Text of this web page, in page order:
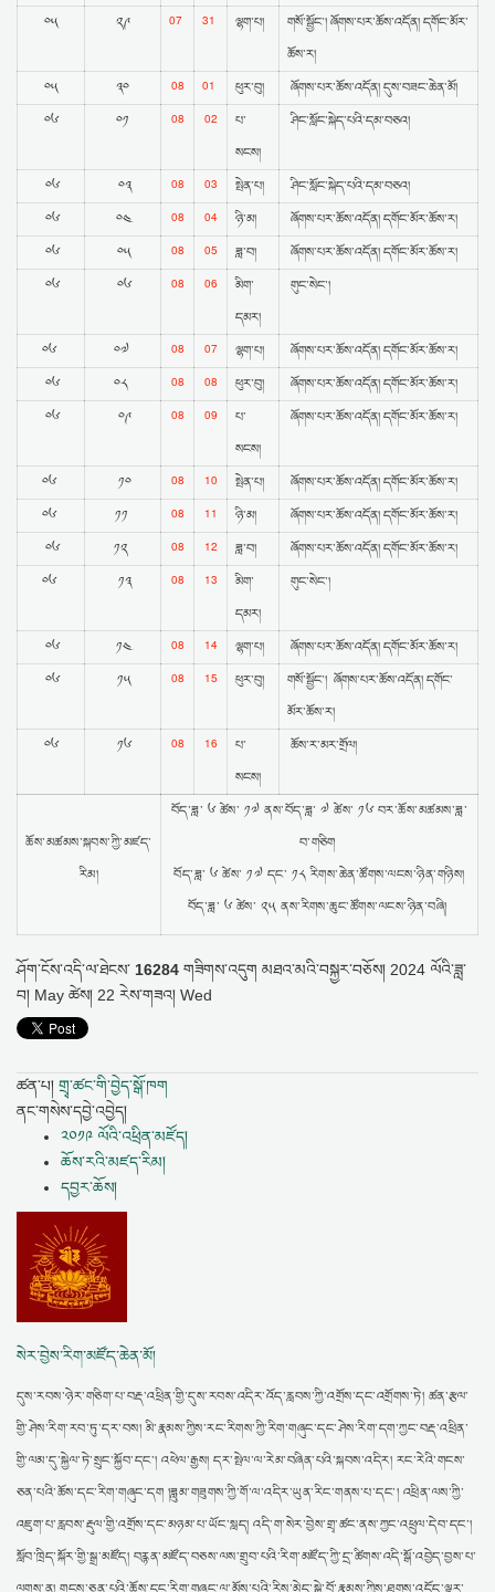
༠༥ ༢༩ 07 31 ལྷག་པ།
གསོ་སྦྱོང་། ཞོགས་པར་ཆོས་འདོན། དགོང་མོར་
ཆོས་ར།
༠༥
༣༠ 08 01 ཕུར་བུ།
ཞོགས་པར་ཆོས་འདོན། དུས་བཟང་ཆེན་མོ།
༠༦
༠༡ 08 02
པ་
སངས།
ཤིང་སློང་སྐེད་པའི་དམ་བཅའ།
༠༦ ༠༣ 08 03 སྤེན་པ།
ཤིང་སློང་སྐེད་པའི་དམ་བཅའ།
༠༦
༠༤ 08 04 ཉི་མ།
ཞོགས་པར་ཆོས་འདོན། དགོང་མོར་ཆོས་ར།
༠༦
༠༥ 08 05 ཟླ་བ།
ཞོགས་པར་ཆོས་འདོན། དགོང་མོར་ཆོས་ར།
༠༦
༠༦ 08 06
མིག་
དམར།
གུང་སེང་།
༠༦ ༠༧ 08 07 ལྷག་པ།
ཞོགས་པར་ཆོས་འདོན། དགོང་མོར་ཆོས་ར།
༠༦
༠༨ 08 08 ཕུར་བུ།
ཞོགས་པར་ཆོས་འདོན། དགོང་མོར་ཆོས་ར།
༠༦
༠༩ 08 09
པ་
སངས།
ཞོགས་པར་ཆོས་འདོན། དགོང་མོར་ཆོས་ར།
༠༦ ༡༠ 08 10 སྤེན་པ།
ཞོགས་པར་ཆོས་འདོན། དགོང་མོར་ཆོས་ར།
༠༦
༡༡ 08 11 ཉི་མ།
ཞོགས་པར་ཆོས་འདོན། དགོང་མོར་ཆོས་ར།
༠༦
༡༢ 08 12 ཟླ་བ།
ཞོགས་པར་ཆོས་འདོན། དགོང་མོར་ཆོས་ར།
༠༦
༡༣ 08 13
མིག་
དམར།
གུང་སེང་།
༠༦ ༡༤ 08 14 ལྷག་པ།
ཞོགས་པར་ཆོས་འདོན། དགོང་མོར་ཆོས་ར།
༠༦
༡༥ 08 15 ཕུར་བུ།
གསོ་སྦྱོང་། ཞོགས་པར་ཆོས་འདོན། དགོང་
མོར་ཆོས་ར།
༠༦
༡༦ 08 16
པ་
སངས།
ཆོས་ར་མར་གྲོལ།
ཆོས་མཚམས་སྐབས་ཀྱི་མཛད་
རིམ།
བོད་ཟླ་ ༦ ཚེས་ ༡༧ ནས་བོད་ཟླ་ ༧ ཚེས་ ༡༦ བར་ཆོས་མཚམས་ཟླ་
བ་གཅིག
བོད་ཟླ་ ༦ ཚེས་ ༡༧ དང་ ༡༨ རིགས་ཆེན་ཚོགས་ལངས་ཉིན་གཉིས།
བོད་ཟླ་ ༦ ཚེས་ ༢༥ ནས་རིགས་ཆུང་ཚོགས་ལངས་ཉིན་བཞི།
ཤོག་ངོས་འདི་ལ་ཐེངས་ 16284 གཟིགས་འདུག མཐའ་མའི་བསྐྱར་བཅོས། 2024 ལོའི་ཟླ་
བ། May ཚེས། 22 རེས་གཟའ། Wed
ཚན་པ། གྲྭ་ཚང་གི་བྱེད་སྒོ་ཁག
ནང་གསེས་དབྱེ་འབྱེད།
༢༠༡༩ ལོའི་འཕྲིན་མཛོད།
ཆོས་རའི་མཛད་རིམ།
དབྱར་ཆོས།
སེར་བྱེས་རིག་མཛོད་ཆེན་མོ།
དུས་རབས་ཉེར་གཅིག་པ་བརྡ་འཕྲིན་གྱི་དུས་རབས་འདིར་འོད་རླབས་ཀྱི་འགྲོས་དང་འགྲོགས་ཏེ། ཚན་རྩལ་
གྱི་ཤེས་རིག་རབ་ཏུ་དར་བས། མི་རྣམས་ཀྱིས་རང་རིགས་ཀྱི་རིག་གཞུང་དང་ཤེས་རིག་དག་ཀྱང་བརྡ་འཕྲིན་
གྱི་ལམ་དུ་སྐྱེལ་ཏེ་སྲུང་སྐྱོབ་དང་། འཕེལ་རྒྱས། དར་སྤེལ་ལ་རེམ་བཞིན་པའི་སྐབས་འདིར། རང་རེའི་གངས་
ཅན་པའི་ཆོས་དང་རིག་གཞུང་དག །ཟླུམ་གཟུགས་ཀྱི་གོ་ལ་འདིར་ཡུན་རིང་གནས་པ་དང་། འཕྲིན་ལས་ཀྱི་
འཇུག་པ་རླབས་རྡུལ་གྱི་འགྲོས་དང་མཉམ་པ་ཡོང་སླད། འདི་ག་སེར་བྱེས་གྲྭ་ཚང་ནས་ཀྱང་འཕྲུལ་དེབ་དང་།
སློབ་ཁྲིད་སྐོར་གྱི་སྒྲ་མཛོད། བརྙན་མཛོད་བཅས་ལས་གྲུབ་པའི་རིག་མཛོད་ཀྱི་དྲ་ཚིགས་འདི་སྒོ་འབྱེད་བྱས་པ་